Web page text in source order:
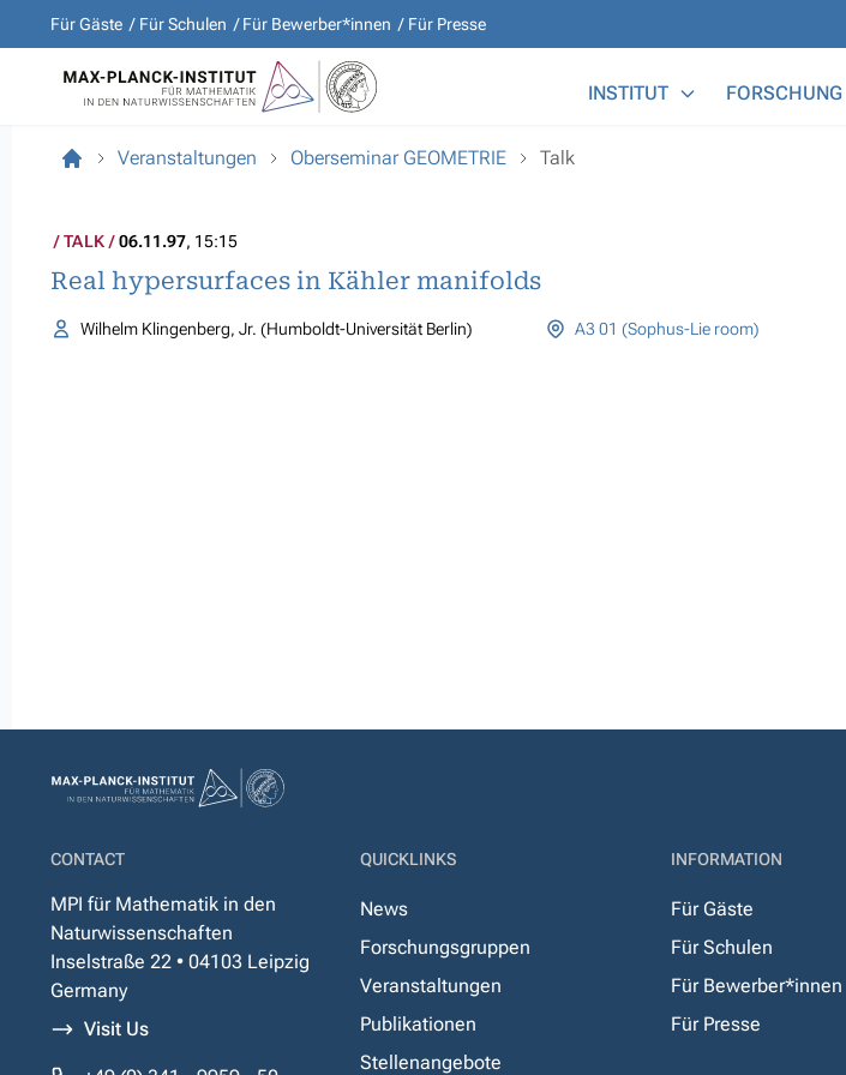
Für Gäste Für Schulen Für Bewerber*innen Für Presse
INSTITUT FORSCHUNG
Veranstaltungen Oberseminar GEOMETRIE Talk
TALK 06.11.97, 15:15
Real hypersurfaces in Kähler manifolds
Wilhelm Klingenberg, Jr. (Humboldt-Universität Berlin) A3 01 (Sophus-Lie room)
CONTACT
MPI für Mathematik in den
Naturwissenschaften
Inselstraße 22 • 04103 Leipzig
Germany
Visit Us
QUICKLINKS
News
Forschungsgruppen
Veranstaltungen
Publikationen
Stellenangebote
INFORMATION
Für Gäste
Für Schulen
Für Bewerber*innen
Für Presse